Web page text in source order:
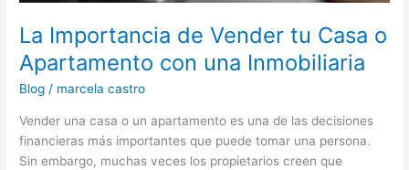
La Importancia de Vender tu Casa o
Apartamento con una Inmobiliaria
Blog / marcela castro
Vender una casa o un apartamento es una de las decisiones
financieras más importantes que puede tomar una persona.
Sin embargo, muchas veces los propietarios creen que